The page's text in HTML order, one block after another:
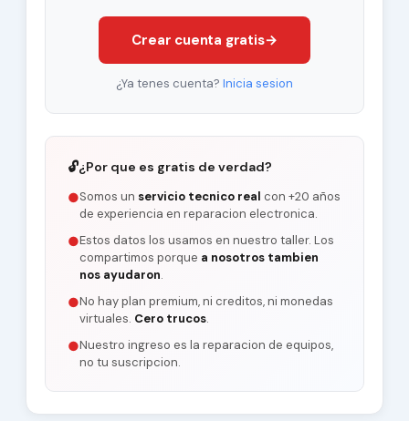
Crear cuenta gratis→
¿Ya tenes cuenta? Inicia sesion
🔓¿Por que es gratis de verdad?
●Somos un servicio tecnico real con +20 años
de experiencia en reparacion electronica.
●Estos datos los usamos en nuestro taller. Los
compartimos porque a nosotros tambien
nos ayudaron.
●No hay plan premium, ni creditos, ni monedas
virtuales. Cero trucos.
●Nuestro ingreso es la reparacion de equipos,
no tu suscripcion.